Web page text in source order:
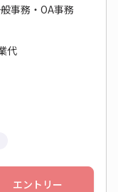
事務・OA事務
代
エントリー